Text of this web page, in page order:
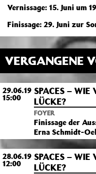
Vernissage: 15. Juni um
Finissage: 29. Juni zur
VERGANGENE
29.06.19
15:00
SPACES –
LÜCKE?
FOYER
Finissage der
Erna Schmidt-
28.06.19
12:00
SPACES –
LÜCKE?